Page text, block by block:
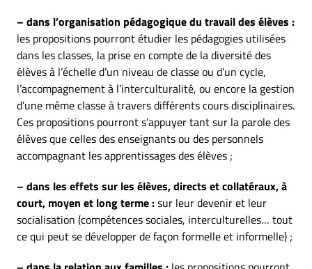
– dans l’organisation pédagogique du travail des élèves :
les propositions pourront étudier les pédagogies utilisées
dans les classes, la prise en compte de la diversité des
élèves à l’échelle d’un niveau de classe ou d’un cycle,
l’accompagnement à l’interculturalité, ou encore la gestion
d’une même classe à travers différents cours disciplinaires.
Ces propositions pourront s’appuyer tant sur la parole des
élèves que celles des enseignants ou des personnels
accompagnant les apprentissages des élèves ;
– dans les effets sur les élèves, directs et collatéraux, à
court, moyen et long terme :sur leur devenir et leur
socialisation (compétences sociales, interculturelles… tout
ce qui peut se développer de façon formelle et informelle) ;